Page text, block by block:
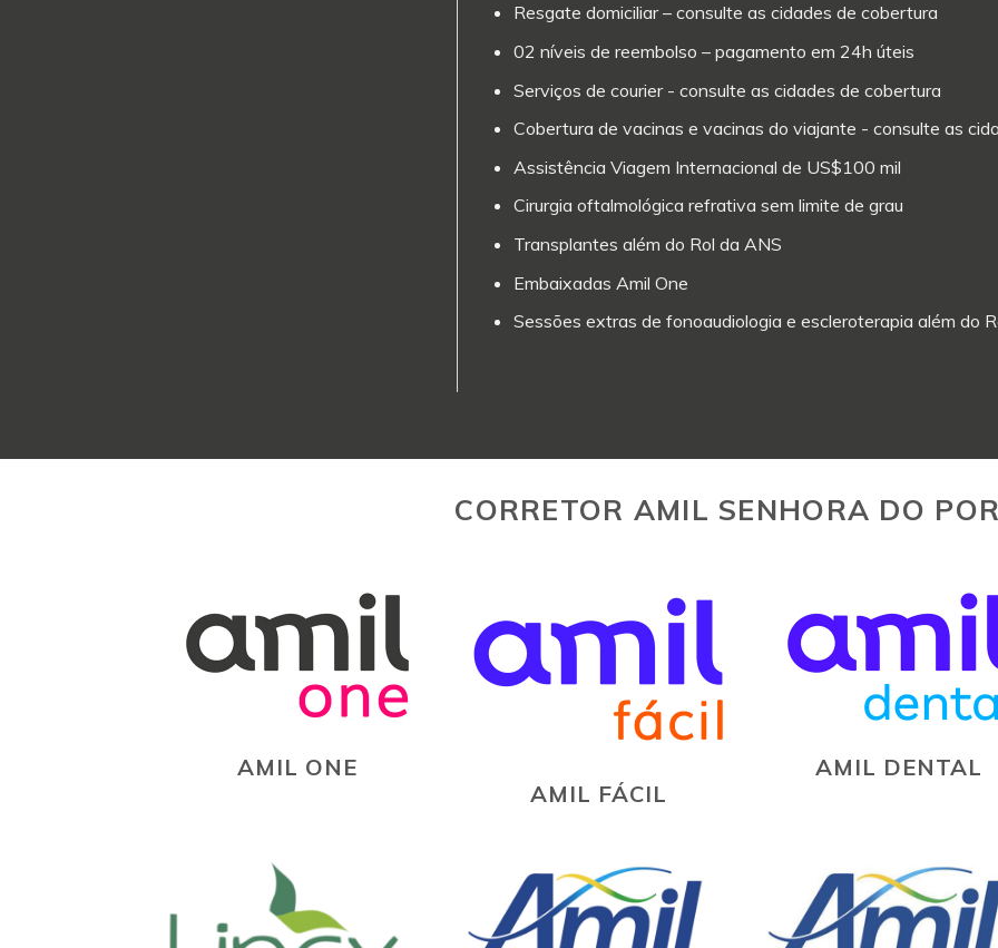
Resgate domiciliar – consulte as cidades de cobertura
02 níveis de reembolso – pagamento em 24h úteis
Serviços de courier - consulte as cidades de cobertura
Cobertura de vacinas e vacinas do viajante - consulte as
Assistência Viagem Internacional de US$100 mil
Cirurgia oftalmológica refrativa sem limite de grau
Transplantes além do Rol da ANS
Embaixadas Amil One
Sessões extras de fonoaudiologia e escleroterapia além do
CORRETOR AMIL SENHORA DO
AMIL ONE
AMIL FÁCIL
AMIL DENTAL